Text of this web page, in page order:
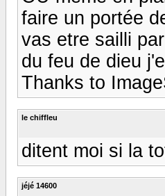
faire un portée
vas etre sailli
du feu de dieu
Thanks to
le chiffleu
ditent moi si la
jéjé 14600